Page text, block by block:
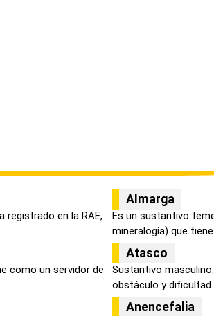
registrado en la RAE,
Almarga
Es un sustantivo
mineralogía) que
como un servidor de
Atasco
Sustantivo
obstáculo y dificultad
Anencefalia